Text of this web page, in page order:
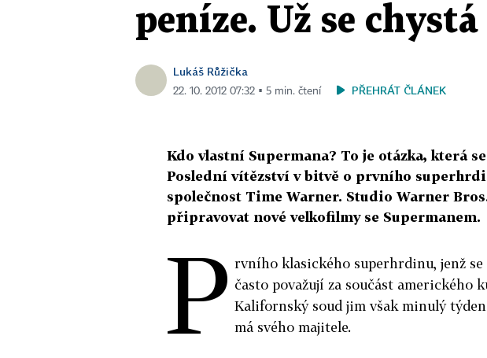
peníze. Už se
Lukáš Růžička
22. 10. 2012 07:32 ▪ 5 min. čtení PŘEHRÁT ČLÁNEK
Kdo vlastní Supermana? To je otázka, která
Poslední vítězství v bitvě o prvního
společnost Time Warner. Studio Warner
připravovat nové velkofilmy se Supermanem.
P rvního klasického superhrdinu, jenž
často považují za součást amerického
Kalifornský soud jim však minulý
má svého majitele.